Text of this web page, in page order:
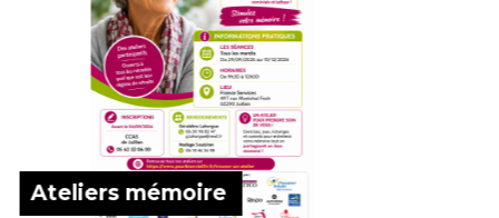
Horaires d’été Mairie